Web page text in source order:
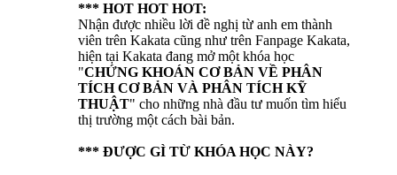
*** HOT HOT HOT:
Nhận được nhiều lời đề nghị từ anh em thành
viên trên Kakata cũng như trên Fanpage Kakata,
hiện tại Kakata đang mở một khóa học
"CHỨNG KHOÁN CƠ BẢN VỀ PHÂN
TÍCH CƠ BẢN VÀ PHÂN TÍCH KỸ
THUẬT" cho những nhà đầu tư muốn tìm hiểu
thị trường một cách bài bản.
*** ĐƯỢC GÌ TỪ KHÓA HỌC NÀY?